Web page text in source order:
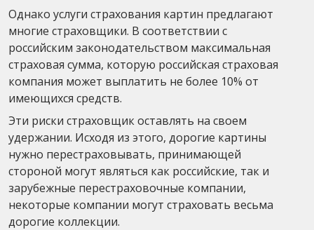
Однако услуги страхования картин предлагают
многие страховщики. В соответствии с
российским законодательством максимальная
страховая сумма, которую российская страховая
компания может выплатить не более 10% от
имеющихся средств.
Эти риски страховщик оставлять на своем
удержании. Исходя из этого, дорогие картины
нужно перестраховывать, принимающей
стороной могут являться как российские, так и
зарубежные перестраховочные компании,
некоторые компании могут страховать весьма
дорогие коллекции.